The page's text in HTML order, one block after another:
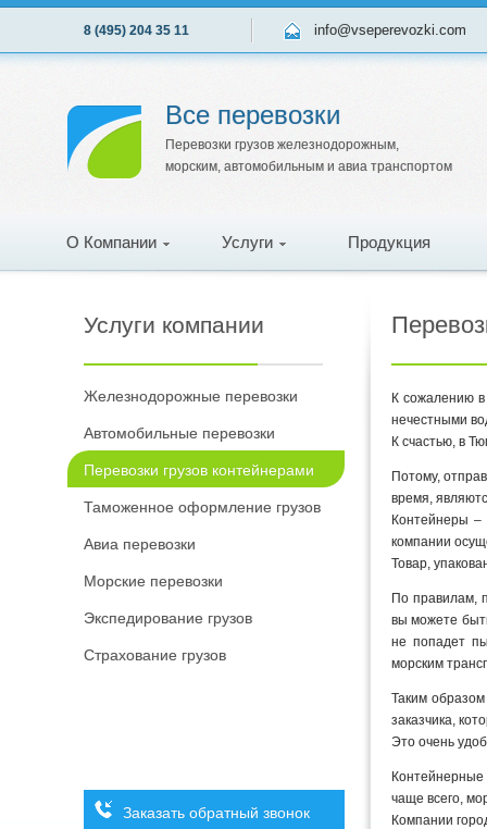
8 (495) 204 35 11 info@vseperevozki.com
Все перевозки
Перевозки грузов железнодорожным,
морским, автомобильным и авиа транспортом
О Компании Услуги Продукция
Услуги компании
Железнодорожные перевозки
Автомобильные перевозки
Перевозки грузов контейнерами
Таможенное оформление грузов
Авиа перевозки
Морские перевозки
Экспедирование грузов
Страхование грузов
Заказать обратный звонок
К сожалению в
нечестными
К счастью, в
Потому,
время,
Контейнеры
компании
Товар,
По правилам,
вы можете
не попадет
морским
Таким
заказчика,
Это очень
чаще всего,
Компании